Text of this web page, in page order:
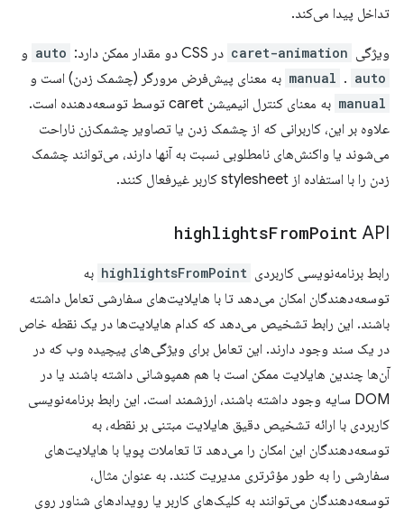
تداخل پیدا می‌کند.
ویژگی caret-animation در CSS دو مقدار ممکن دارد: auto و
manual . auto به معنای پیش‌فرض مرورگر (چشمک زدن) است و
manual
به معنای کنترل انیمیشن caret توسط توسعه‌دهنده است.
علاوه بر این، کاربرانی که از چشمک زدن یا تصاویر چشمک‌زن ناراحت
می‌شوند یا واکنش‌های نامطلوبی نسبت به آنها دارند، می‌توانند چشمک
زدن را با استفاده از stylesheet کاربر غیرفعال کنند.
highlightsFromPoint API
رابط برنامه‌نویسی کاربردی highlightsFromPoint به
توسعه‌دهندگان امکان می‌دهد تا با هایلایت‌های سفارشی تعامل داشته
باشند. این رابط تشخیص می‌دهد که کدام هایلایت‌ها در یک نقطه خاص
در یک سند وجود دارند. این تعامل برای ویژگی‌های پیچیده وب که در
آن‌ها چندین هایلایت ممکن است با هم همپوشانی داشته باشند یا در
DOM سایه وجود داشته باشند، ارزشمند است. این رابط برنامه‌نویسی
کاربردی با ارائه تشخیص دقیق هایلایت مبتنی بر نقطه، به
توسعه‌دهندگان این امکان را می‌دهد تا تعاملات پویا با هایلایت‌های
سفارشی را به طور مؤثرتری مدیریت کنند. به عنوان مثال،
توسعه‌دهندگان می‌توانند به کلیک‌های کاربر یا رویدادهای شناور روی